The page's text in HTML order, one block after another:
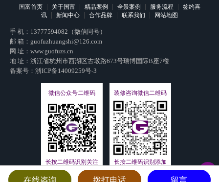
国富首页| 关于国富 精品案例 全景案例 服务流程
签约喜
讯
新闻中心 合作品牌 联系我们 网站地图
手 机： 13777594082（微信同号）
邮 箱： guofuzhuangshi@126.com
网 址： www.guofuzs.cn
地 址：浙江省杭州市西湖区古墩路673号瑞博国际B座7楼
备案号： 浙ICP备14009259号-3
微信公众号二维码
长按二维码识别关注
装修咨询微信二维码
长按二维码识别添加
在线咨询 拨打电话 留言